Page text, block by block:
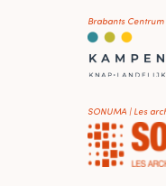
Brabants
SONUMA | Les